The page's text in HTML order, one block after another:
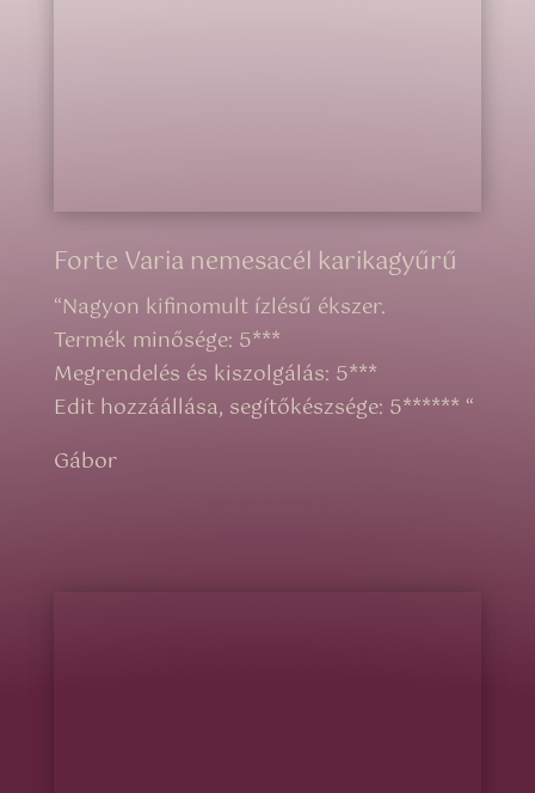
Forte Varia nemesacél karikagyűrű
“Nagyon kifinomult ízlésű ékszer.
Termék minősége: 5***
Megrendelés és kiszolgálás: 5***
Edit hozzáállása, segítőkészsége: 5****** “
Gábor